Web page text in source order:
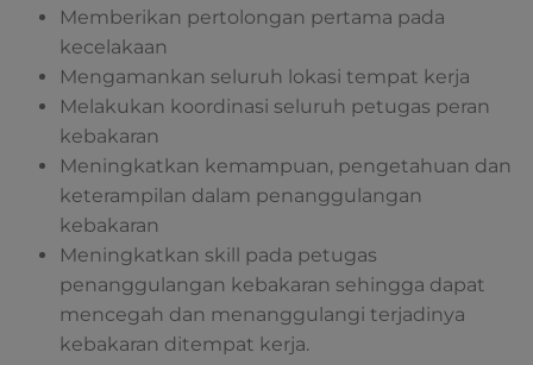
Memberikan pertolongan pertama pada
kecelakaan
Mengamankan seluruh lokasi tempat kerja
Melakukan koordinasi seluruh petugas peran
kebakaran
Meningkatkan kemampuan, pengetahuan dan
keterampilan dalam penanggulangan
kebakaran
Meningkatkan skill pada petugas
penanggulangan kebakaran sehingga dapat
mencegah dan menanggulangi terjadinya
kebakaran ditempat kerja.